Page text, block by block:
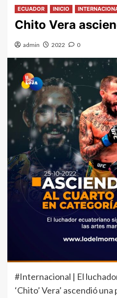
ECUADOR INICIO
Chito Vera
admin 2022 0
#Internacional | El
‘Chito’ Vera’ ascendió